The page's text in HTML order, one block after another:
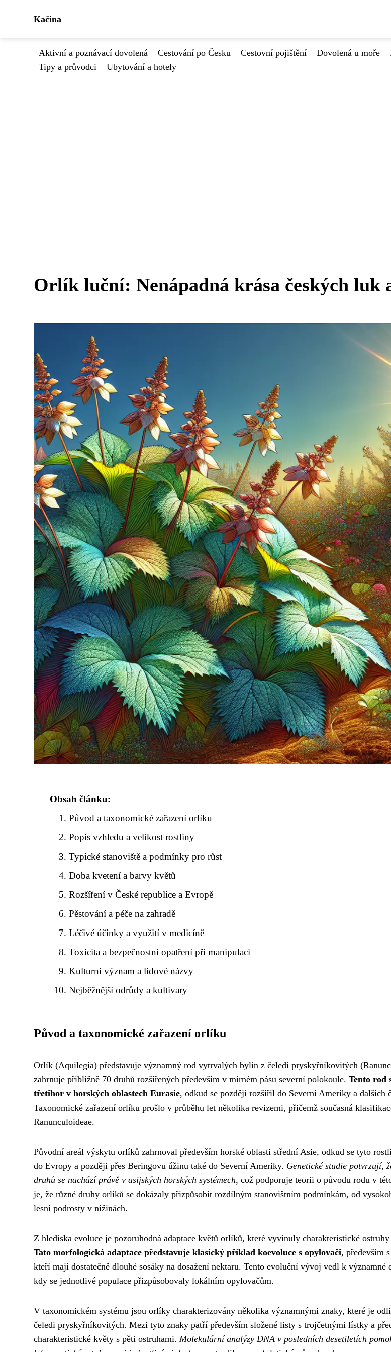
Kačina
Aktivní a poznávací dovolená Cestování po Česku Cestovní pojištění Dovolená u moře
Tipy a průvodci
Ubytování a hotely
Orlík luční: Nenápadná krása českých luk
Obsah článku:
Původ a taxonomické zařazení orlíku
Popis vzhledu a velikost rostliny
Typické stanoviště a podmínky pro růst
Doba kvetení a barvy květů
Rozšíření v České republice a Evropě
Pěstování a péče na zahradě
Léčivé účinky a využití v medicíně
Toxicita a bezpečnostní opatření při manipulaci
Kulturní význam a lidové názvy
Nejběžnější odrůdy a kultivary
Původ a taxonomické zařazení orlíku
Orlík (Aquilegia) představuje významný rod vytrvalých bylin z čeledi pryskyřníkovitých
zahrnuje přibližně 70 druhů rozšířených především v mírném pásu severní polokoule. Tento rod
třetihor v horských oblastech Eurasie, odkud se později rozšířil do Severní Ameriky a dalších
Taxonomické zařazení orlíku prošlo v průběhu let několika revizemi, přičemž současná
Ranunculoideae.
Původní areál výskytu orlíků zahrnoval především horské oblasti střední Asie, odkud se tyto
do Evropy a později přes Beringovu úžinu také do Severní Ameriky. Genetické studie potvrzují,
druhů se nachází právě v asijských horských systémech, což podporuje teorii o původu rodu v
je, že různé druhy orlíků se dokázaly přizpůsobit rozdílným stanovištním podmínkám, od
lesní podrosty v nížinách.
Z hlediska evoluce je pozoruhodná adaptace květů orlíků, které vyvinuly charakteristické
Tato morfologická adaptace představuje klasický příklad koevoluce s opylovači, především
kteří mají dostatečně dlouhé sosáky na dosažení nektaru. Tento evoluční vývoj vedl k
kdy se jednotlivé populace přizpůsobovaly lokálním opylovačům.
V taxonomickém systému jsou orlíky charakterizovány několika významnými znaky, které je
čeledi pryskyřníkovitých. Mezi tyto znaky patří především složené listy s trojčetnými lístky a
charakteristické květy s pěti ostruhami. Molekulární analýzy DNA v posledních desetiletích